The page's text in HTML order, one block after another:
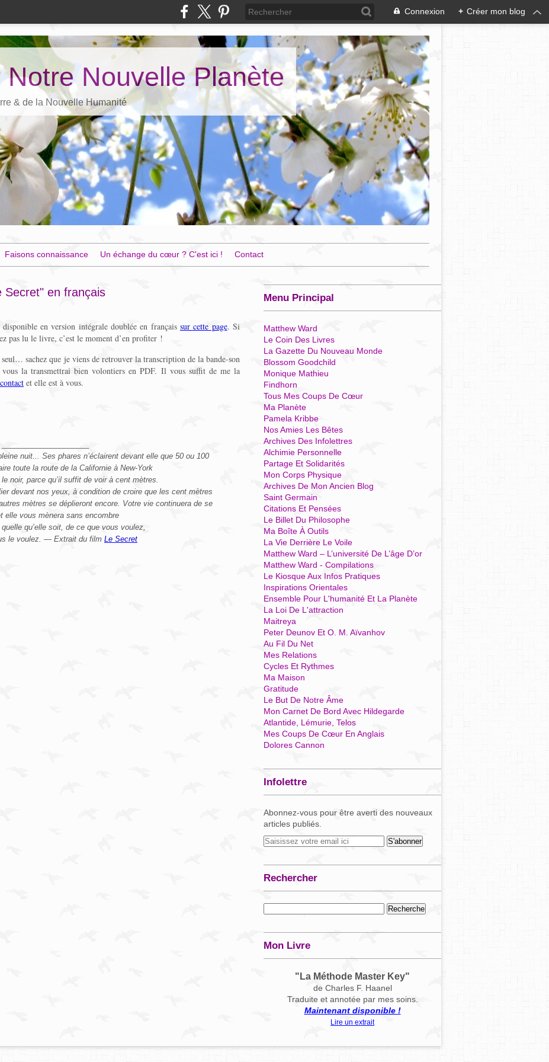
Connexion + Créer mon blog
Nouvelle Planète
& de la Nouvelle Humanité
Faisons connaissance Un échange du cœur ? C'est ici ! Contact
Secret" en français
en version intégrale doublée en français sur cette page. Si
pas lu le livre, c’est le moment d’en profiter !
sachez que je viens de retrouver la transcription de la bande-son
la transmettrai bien volontiers en PDF. Il vous suffit de me la
et elle est à vous.
nuit... Ses phares n’éclairent devant elle que 50 ou 100
toute la route de la Californie à New-York
noir, parce qu’il suffit de voir à cent mètres.
devant nos yeux, à condition de croire que les cent mètres
mètres se déplieront encore. Votre vie continuera de se
elle vous mènera sans encombre
qu’elle soit, de ce que vous voulez,
le voulez. — Extrait du film Le Secret
Menu Principal
Matthew Ward
Le Coin Des Livres
La Gazette Du Nouveau Monde
Blossom Goodchild
Monique Mathieu
Findhorn
Tous Mes Coups De Cœur
Ma Planète
Pamela Kribbe
Nos Amies Les Bêtes
Archives Des Infolettres
Alchimie Personnelle
Partage Et Solidarités
Mon Corps Physique
Archives De Mon Ancien Blog
Saint Germain
Citations Et Pensées
Le Billet Du Philosophe
Ma Boîte À Outils
La Vie Derrière Le Voile
Matthew Ward – L’université De L’âge D’or
Matthew Ward - Compilations
Le Kiosque Aux Infos Pratiques
Inspirations Orientales
Ensemble Pour L'humanité Et La Planète
La Loi De L'attraction
Maitreya
Peter Deunov Et O. M. Aïvanhov
Au Fil Du Net
Mes Relations
Cycles Et Rythmes
Ma Maison
Gratitude
Le But De Notre Âme
Mon Carnet De Bord Avec Hildegarde
Atlantide, Lémurie, Telos
Mes Coups De Cœur En Anglais
Dolores Cannon
Infolettre
Abonnez-vous pour être averti des nouveaux
articles publiés.
Rechercher
Mon Livre
"La Méthode Master Key"
de Charles F. Haanel
Traduite et annotée par mes soins.
Maintenant disponible !
Lire un extrait